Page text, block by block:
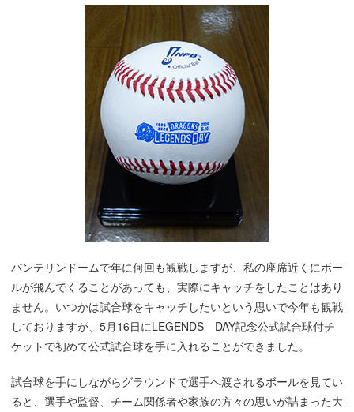
バンテリンドームで年に何回も観戦しますが、私の座席近くにボー
ルが飛んでくることがあっても、実際にキャッチをしたことはあり
ません。いつかは試合球をキャッチしたいという思いで今年も観戦
しておりますが、5月16日にLEGENDS DAY記念公式試合球付チ
ケットで初めて公式試合球を手に入れることができました。
試合球を手にしながらグラウンドで選手へ渡されるボールを見てい
ると、選手や監督、チーム関係者や家族の方々の思いが詰まった大